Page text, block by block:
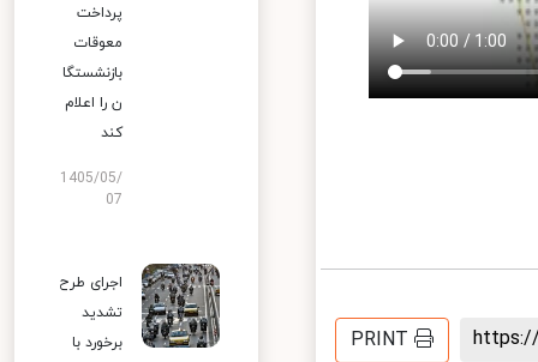
PRINT
پرداخت
معوقات
بازنشستگا
ن را اعلام
کند
1405/05/
07
اجرای طرح
تشدید
برخورد با